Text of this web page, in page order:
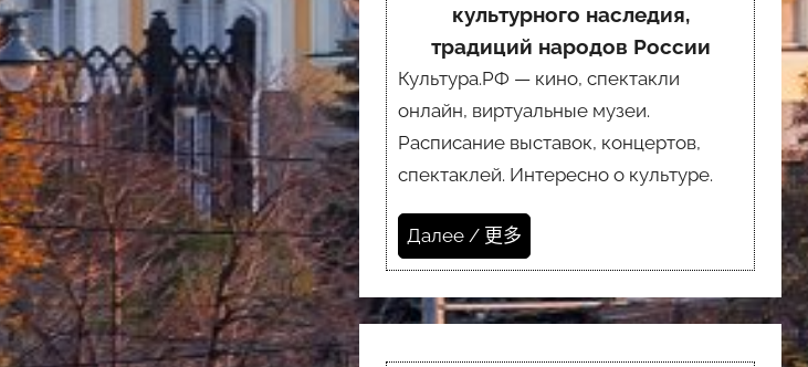
культурного наследия,
традиций народов России
Культура.РФ — кино, спектакли
онлайн, виртуальные музеи.
Расписание выставок, концертов,
спектаклей. Интересно о культуре.
Далее / 更多